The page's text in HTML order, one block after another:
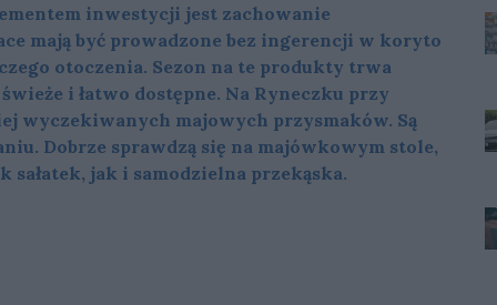
inwestycji jest zachowanie
mają być prowadzone bez ingerencji w koryto
otoczenia. Sezon na te produkty trwa
i łatwo dostępne. Na Ryneczku przy
wyczekiwanych majowych przysmaków. Są
Dobrze sprawdzą się na majówkowym stole,
sałatek, jak i samodzielna przekąska.